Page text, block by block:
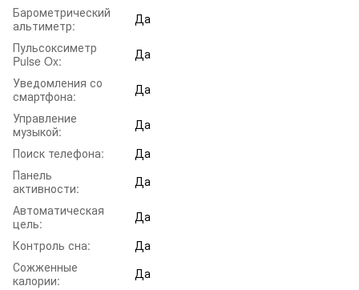
Барометрический
альтиметр:
Да
Пульсоксиметр
Pulse Ox:
Да
Уведомления со
смартфона:
Да
Управление
музыкой:
Да
Поиск телефона:
Да
Панель
активности:
Да
Автоматическая
цель:
Да
Контроль сна:
Да
Сожженные
калории:
Да